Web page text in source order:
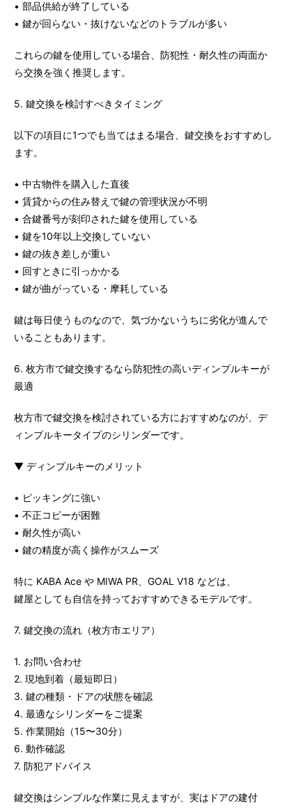
• 部品供給が終了している
• 鍵が回らない・抜けないなどのトラブルが多い
これらの鍵を使用している場合、防犯性・耐久性の両面か
ら交換を強く推奨します。
5. 鍵交換を検討すべきタイミング
以下の項目に1つでも当てはまる場合、鍵交換をおすすめし
ます。
• 中古物件を購入した直後
• 賃貸からの住み替えで鍵の管理状況が不明
• 合鍵番号が刻印された鍵を使用している
• 鍵を10年以上交換していない
• 鍵の抜き差しが重い
• 回すときに引っかかる
• 鍵が曲がっている・摩耗している
鍵は毎日使うものなので、気づかないうちに劣化が進んで
いることもあります。
6. 枚方市で鍵交換するなら防犯性の高いディンプルキーが
最適
枚方市で鍵交換を検討されている方におすすめなのが、デ
ィンプルキータイプのシリンダーです。
▼ ディンプルキーのメリット
• ピッキングに強い
• 不正コピーが困難
• 耐久性が高い
• 鍵の精度が高く操作がスムーズ
特に KABA Ace や MIWA PR、GOAL V18 などは、
鍵屋としても自信を持っておすすめできるモデルです。
7. 鍵交換の流れ（枚方市エリア）
1. お問い合わせ
2. 現地到着（最短即日）
3. 鍵の種類・ドアの状態を確認
4. 最適なシリンダーをご提案
5. 作業開始（15〜30分）
6. 動作確認
7. 防犯アドバイス
鍵交換はシンプルな作業に見えますが、実はドアの建付